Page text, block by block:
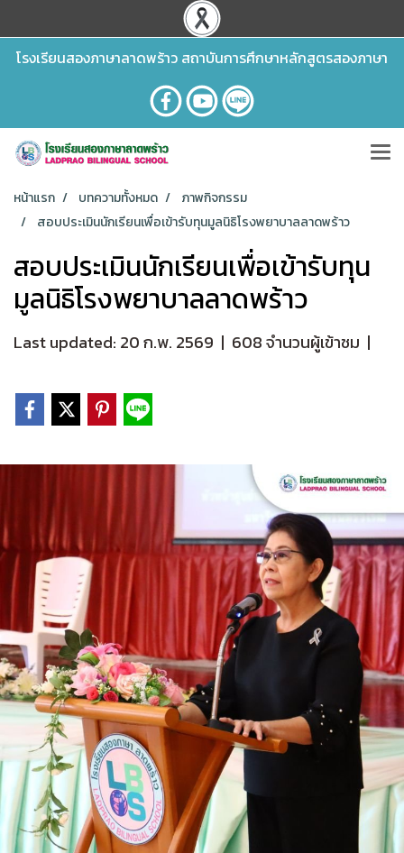
โรงเรียนสองภาษาลาดพร้าว สถาบันการศึกษาหลักสูตรสองภาษา
หน้าแรก บทความทั้งหมด
ภาพกิจกรรม
สอบประเมินนักเรียนเพื่อเข้ารับทุนมูลนิธิโรงพยาบาลลาดพร้าว
สอบประเมินนักเรียนเพื่อเข้ารับทุน
มูลนิธิโรงพยาบาลลาดพร้าว
Last updated: 20 ก.พ. 2569 | 608 จำนวนผู้เข้าชม |